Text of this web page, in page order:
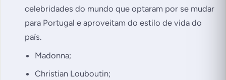
celebridades do mundo que optaram por se mudar
para Portugal e aproveitam do estilo de vida do
país.
Madonna;
Christian Louboutin;